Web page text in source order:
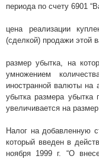
периода по счету 6901
цена реализации
(сделкой) продажи этой
размер убытка, на
умножением
иностранной валюты на
убытка размера убытка
увеличивается на
Налог на добавленную
который введен в
ноября 1999 г. “О